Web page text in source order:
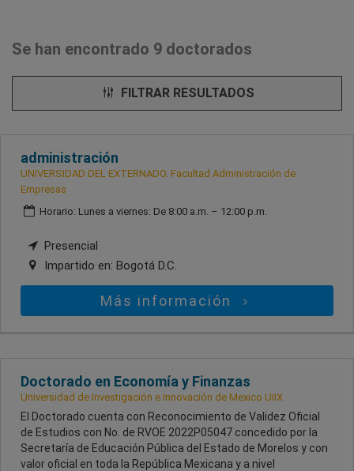
Se han encontrado 9 doctorados
FILTRAR RESULTADOS
administración
UNIVERSIDAD DEL EXTERNADO. Facultad Administración de
Empresas
Horario: Lunes a viernes: De 8:00 a.m. – 12:00 p.m.
Presencial
Impartido en: Bogotá D.C.
Más información
Doctorado en Economía y Finanzas
Universidad de Investigación e Innovación de Mexico UIIX
El Doctorado cuenta con Reconocimiento de Validez Oficial
de Estudios con No. de RVOE 2022P05047 concedido por la
Secretaría de Educación Pública del Estado de Morelos y con
valor oficial en toda la República Mexicana y a nivel